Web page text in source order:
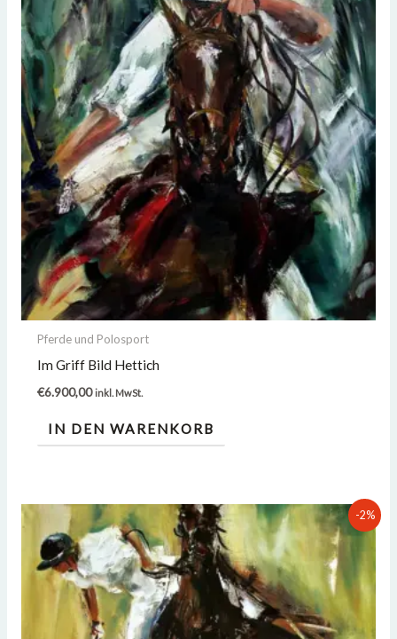
Pferde und Polosport
Im Griff Bild Hettich
€6.900,00 inkl. MwSt.
IN DEN WARENKORB
-2%
Ursprünglicher
Preis
war:
€5.800,00
Aktueller
Preis
ist:
€5.700,00.